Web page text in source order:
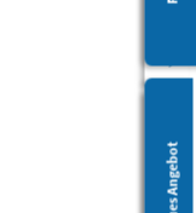
Leichte Sprache
Neues Angebot